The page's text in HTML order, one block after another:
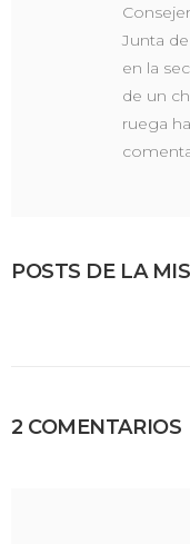
Junta
en la
de un
ruega
POSTS DE LA
2 COMENTARIOS